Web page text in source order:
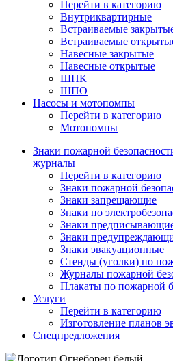
Перейти в категорию
Внутриквартирные
Встраиваемые
Встраиваемые
Навесные закрытые
Навесные открытые
ШПК
ШПО
Насосы и мотопомпы
Перейти в категорию
Мотопомпы
Знаки пожарной
журналы
Перейти в категорию
Знаки пожарной
Знаки запрещающие
Знаки по
Знаки
Знаки
Знаки эвакуационные
Стенды (уголки) по
Журналы пожарной
Плакаты по пожарной
Услуги
Перейти в категорию
Изготовление планов
Спецпредложения